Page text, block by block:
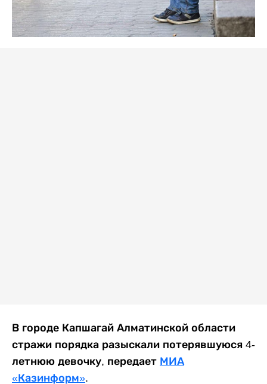
В городе Капшагай Алматинской области
стражи порядка разыскали потерявшуюся 4-
летнюю девочку, передает МИА
«Казинформ».